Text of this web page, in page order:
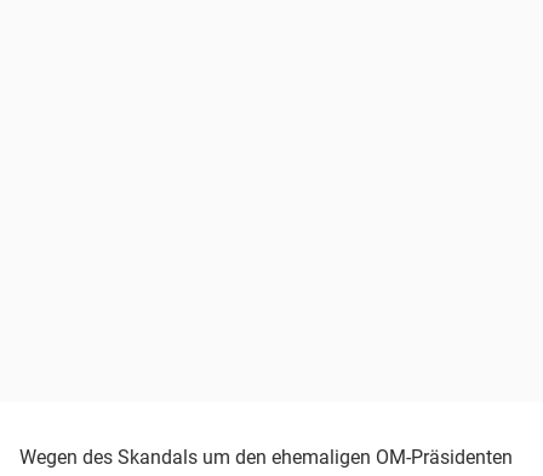
Wegen des Skandals um den ehemaligen OM-Präsidenten